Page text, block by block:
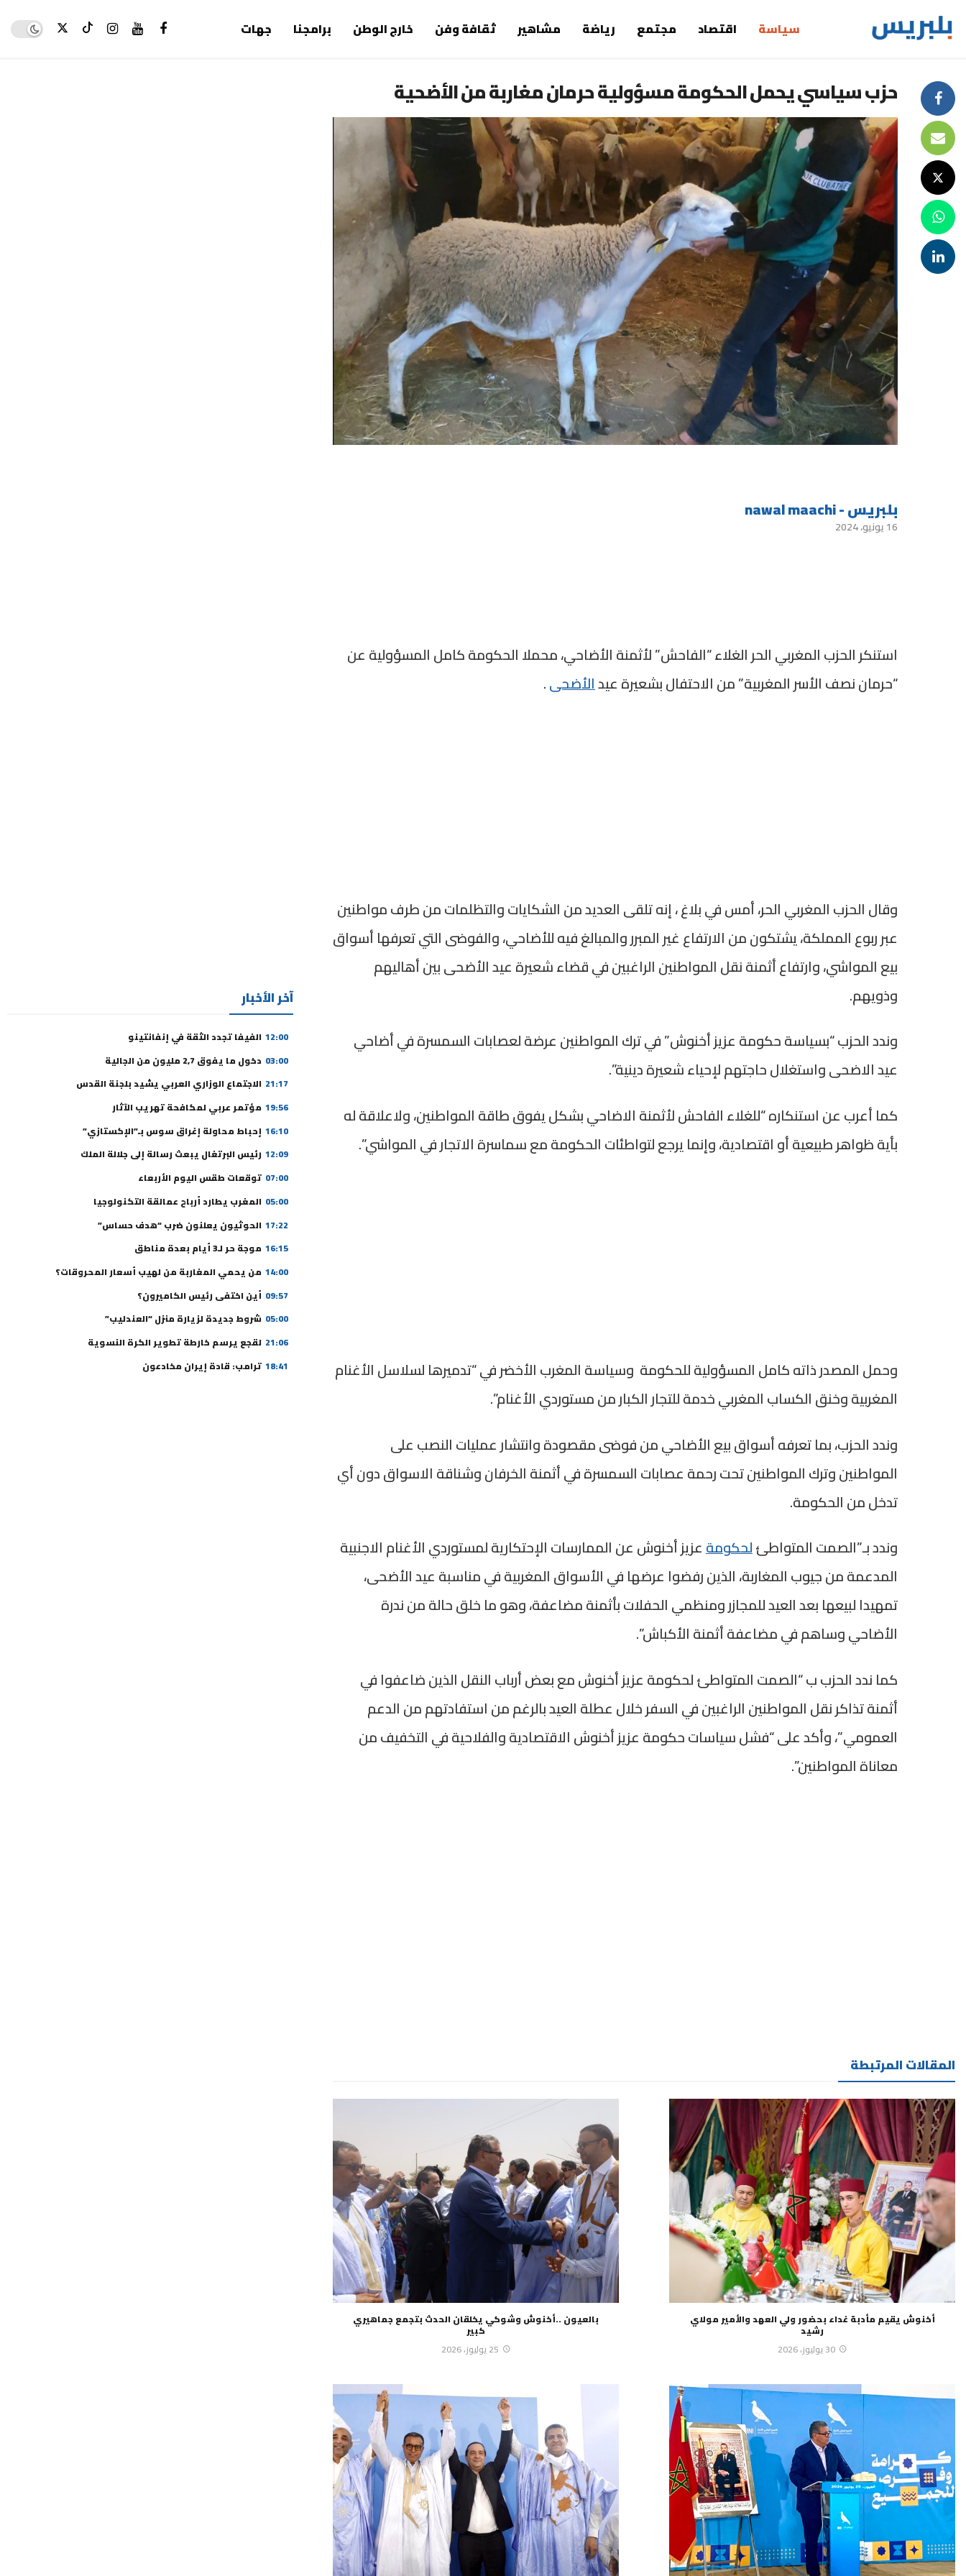
سياسة اقتصاد مجتمع رياضة مشاهير ثقافة وفن خارج الوطن برامجنا جهات mode
حزب سياسي يحمل الحكومة مسؤولية حرمان مغاربة من الأضحية
بلبريس - nawal maachi
16 يونيو، 2024
استنكر الحزب المغربي الحر الغلاء “الفاحش” لأثمنة الأضاحي، محملا الحكومة كامل المسؤولية عن
“حرمان نصف الأسر المغربية” من الاحتفال بشعيرة عيدالأضحى.
وقال الحزب المغربي الحر، أمس في بلاغ ، إنه تلقى العديد من الشكايات والتظلمات من طرف مواطنين
عبر ربوع المملكة، يشتكون من الارتفاع غير المبرر والمبالغ فيه للأضاحي، والفوضى التي تعرفها أسواق
بيع المواشي، وارتفاع أثمنة نقل المواطنين الراغبين في قضاء شعيرة عيد الأضحى بين أهاليهم
وذويهم.
وندد الحزب “بسياسة حكومة عزيز أخنوش” في ترك المواطنين عرضة لعصابات السمسرة في أضاحي
عيد الاضحى واستغلال حاجتهم لإحياء شعيرة دينية”.
كما أعرب عن استنكاره “للغلاء الفاحش لأثمنة الاضاحي بشكل يفوق طاقة المواطنين، ولاعلاقة له
بأية ظواهر طبيعية أو اقتصادية، وإنما يرجع لتواطئات الحكومة مع سماسرة الاتجار في المواشي”.
وحمل المصدر ذاته كامل المسؤولية للحكومة وسياسة المغرب الأخضر في “تدميرها لسلاسل الأغنام
المغربية وخنق الكساب المغربي خدمة للتجار الكبار من مستوردي الأغنام”.
وندد الحزب، بما تعرفه أسواق بيع الأضاحي من فوضى مقصودة وانتشار عمليات النصب على
المواطنين وترك المواطنين تحت رحمة عصابات السمسرة في أثمنة الخرفان وشناقة الاسواق دون أي
تدخل من الحكومة.
وندد بـ”الصمت المتواطئلحكومةعزيز أخنوش عن الممارسات الإحتكارية لمستوردي الأغنام الاجنبية
المدعمة من جيوب المغاربة، الذين رفضوا عرضها في الأسواق المغربية في مناسبة عيد الأضحى،
تمهيدا لبيعها بعد العيد للمجازر ومنظمي الحفلات بأثمنة مضاعفة، وهو ما خلق حالة من ندرة
الأضاحي وساهم في مضاعفة أثمنة الأكباش”.
كما ندد الحزب ب “الصمت المتواطئ لحكومة عزيز أخنوش مع بعض أرباب النقل الذين ضاعفوا في
أثمنة تذاكر نقل المواطنين الراغبين في السفر خلال عطلة العيد بالرغم من استفادتهم من الدعم
العمومي”، وأكد على “فشل سياسات حكومة عزيز أخنوش الاقتصادية والفلاحية في التخفيف من
معاناة المواطنين”.
المقالات المرتبطة
أخنوش يقيم مأدبة غداء بحضور ولي العهد والأمير مولاي
رشيد
30 يوليوز، 2026
بالعيون ..أخنوش وشوكي يخلقان الحدث بتجمع جماهيري
كبير
25 يوليوز، 2026
آخر الأخبار
12:00 الفيفا تجدد الثقة في إنفانتينو
03:00 دخول ما يفوق 2,7 مليون من الجالية
21:17 الاجتماع الوزاري العربي يشيد بلجنة القدس
19:56 مؤتمر عربي لمكافحة تهريب الآثار
16:10 إحباط محاولة إغراق سوس بـ”الإكستازي”
12:09 رئيس البرتغال يبعث رسالة إلى جلالة الملك
07:00 توقعات طقس اليوم الأربعاء
05:00 المغرب يطارد أرباح عمالقة التكنولوجيا
17:22 الحوثيون يعلنون ضرب “هدف حساس”
16:15 موجة حر لـ3 أيام بعدة مناطق
14:00 من يحمي المغاربة من لهيب أسعار المحروقات؟
09:57 أين اختفى رئيس الكاميرون؟
05:00 شروط جديدة لزيارة منزل “العندليب”
21:06 لقجع يرسم خارطة تطوير الكرة النسوية
18:41 ترامب: قادة إيران مخادعون